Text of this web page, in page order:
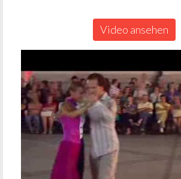
Video ansehen